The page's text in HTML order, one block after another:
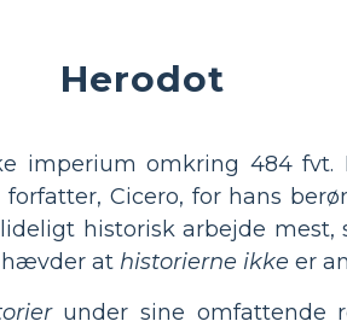
Herodot
imperium omkring 484 fvt.
Cicero, for hans
historisk arbejde
hævder at historierne ikke er
under sine omfattende